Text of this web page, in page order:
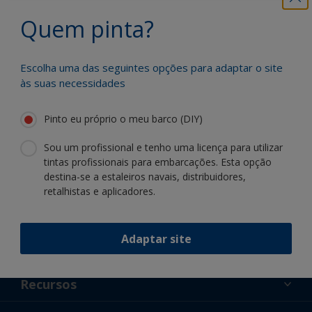
Quem pinta?
Escolha uma das seguintes opções para adaptar o site
às suas necessidades
Pinto eu próprio o meu barco (DIY)
Sou um profissional e tenho uma licença para utilizar
tintas profissionais para embarcações. Esta opção
destina-se a estaleiros navais, distribuidores,
retalhistas e aplicadores.
Adaptar site
Beneficie da nossa inovação contínua e
especialização científica
Apoiar
Sobre nós
Recursos